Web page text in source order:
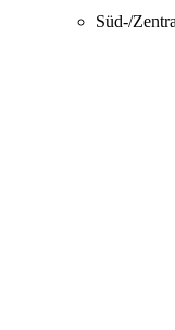
Süd-/